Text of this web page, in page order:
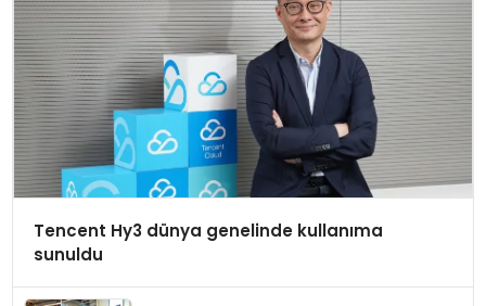
Tencent Hy3 dünya genelinde kullanıma
sunuldu